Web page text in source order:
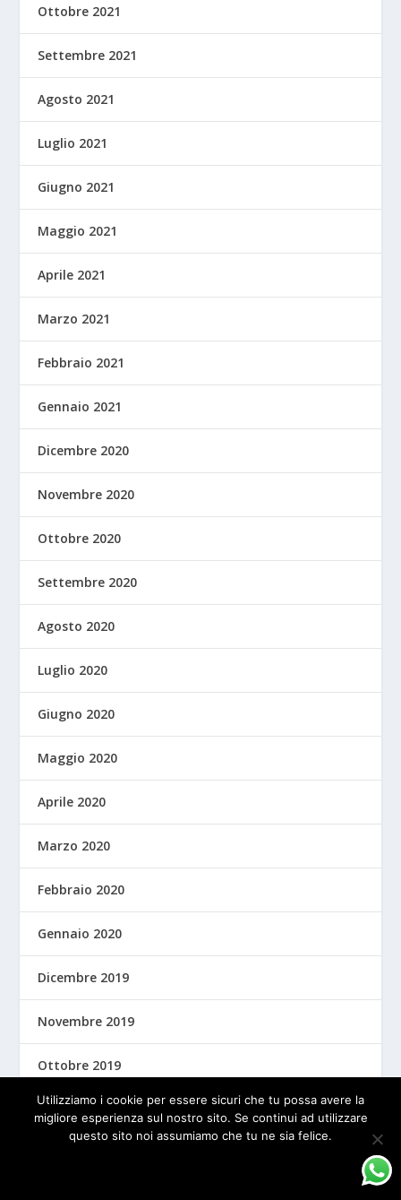
Ottobre 2021
Settembre 2021
Agosto 2021
Luglio 2021
Giugno 2021
Maggio 2021
Aprile 2021
Marzo 2021
Febbraio 2021
Gennaio 2021
Dicembre 2020
Novembre 2020
Ottobre 2020
Settembre 2020
Agosto 2020
Luglio 2020
Giugno 2020
Maggio 2020
Aprile 2020
Marzo 2020
Febbraio 2020
Gennaio 2020
Dicembre 2019
Novembre 2019
Ottobre 2019
Settembre 2019
Utilizziamo i cookie per essere sicuri che tu possa avere la
migliore esperienza sul nostro sito. Se continui ad utilizzare
questo sito noi assumiamo che tu ne sia felice.